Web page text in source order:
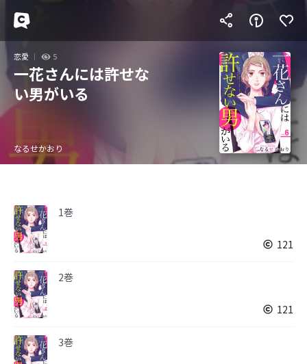
恋愛 5
一花さんには許せな
い男がいる
なるせかおり
1巻
121
2巻
121
3巻